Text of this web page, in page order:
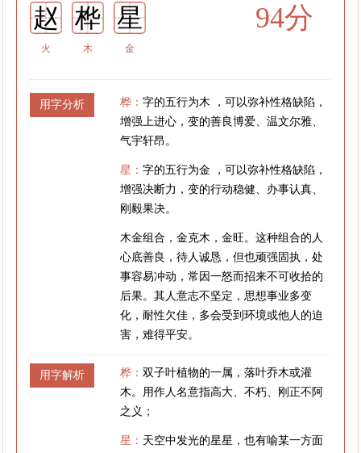
赵 桦 星
火 木 金
94分
用字分析 桦：字的五行为木 ，可以弥补性格缺陷，
增强上进心，变的善良博爱、温文尔雅、
气宇轩昂。
星：字的五行为金 ，可以弥补性格缺陷，
增强决断力，变的行动稳健、办事认真、
刚毅果决。
木金组合，金克木，金旺。这种组合的人
心底善良，待人诚恳，但也顽强固执，处
事容易冲动，常因一怒而招来不可收拾的
后果。其人意志不坚定，思想事业多变
化，耐性欠佳，多会受到环境或他人的迫
害，难得平安。
用字解析 桦：双子叶植物的一属，落叶乔木或灌
木。用作人名意指高大、不朽、刚正不阿
之义；
星： 天空中发光的星星，也有喻某一方面